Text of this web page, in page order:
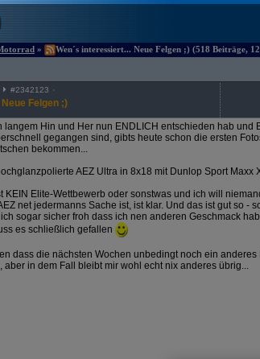
» Wen´s interessiert... Neue Felgen ;) (518 Beiträge,
#2342123
Felgen ;)
langem Hin und Her nun ENDLICH entschieden hab und
gegangen sind, gibts heute schon die ersten
bekommen...
AEZ Ultra in 8x18 mit Dunlop Sport Maxx
KEIN Elite-Wettbewerb oder sonstwas und ich will
net jedermanns Sache ist, ist klar. Und das ist gut so -
sogar sicher froh dass ich nen anderen Geschmack
es schließlich gefallen
dass die nächsten Wochen unbedingt noch ein
aber in dem Fall bleibt mir wohl echt nix anderes übrig...